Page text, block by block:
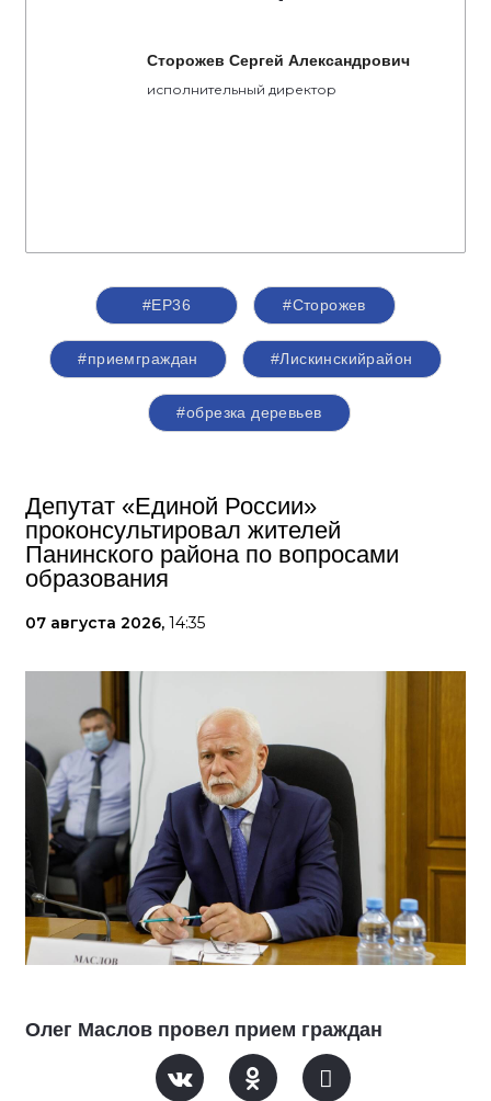
Сторожев Сергей Александрович
исполнительный директор
#ЕР36 #Сторожев
#приемграждан #Лискинскийрайон
#обрезка деревьев
Депутат «Единой России»
проконсультировал жителей
Панинского района по вопросами
образования
07 августа 2026, 14:35
Олег Маслов провел прием граждан